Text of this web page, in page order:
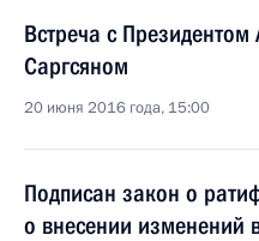
Встреча с
Саргсяном
20 июня 2016 года, 15:00
Подписан закон о
о внесении изменений